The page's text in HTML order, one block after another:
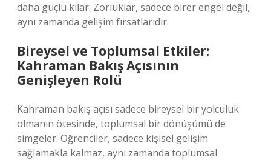
daha güçlü kılar. Zorluklar, sadece birer engel değil,
aynı zamanda gelişim fırsatlarıdır.
Bireysel ve Toplumsal Etkiler:
Kahraman Bakış Açısının
Genişleyen Rolü
Kahraman bakış açısı sadece bireysel bir yolculuk
olmanın ötesinde, toplumsal bir dönüşümü de
simgeler. Öğrenciler, sadece kişisel gelişim
sağlamakla kalmaz, aynı zamanda toplumsal